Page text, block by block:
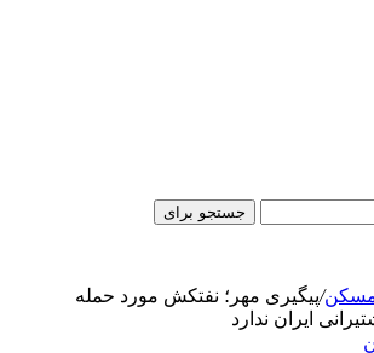
جستجو برای
مسکن/پیگیری مهر؛ نفتکش مورد حمله
ایران ندارد